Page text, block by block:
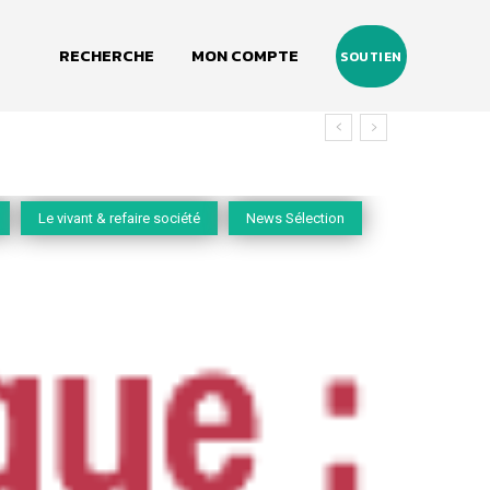
RECHERCHE MON COMPTE SOUTIEN
Le vivant & refaire société News Sélection